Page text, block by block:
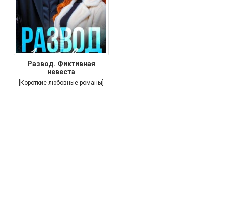
Развод. Фиктивная
невеста
[Короткие любовные романы]